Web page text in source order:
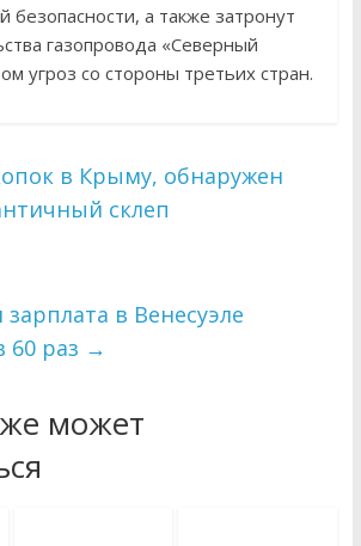
а также затронут
газопровода «Северный
угроз со стороны третьих стран.
в Крыму, обнаружен
склеп
в Венесуэле
60 раз →
может